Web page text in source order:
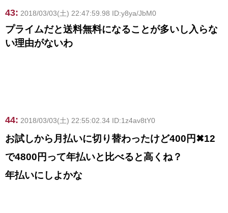
43: 2018/03/03(土) 22:47:59.98 ID:y8ya/JbM0
プライムだと送料無料になることが多いし入らな
い理由がないわ
44: 2018/03/03(土) 22:55:02.34 ID:1z4av8tY0
お試しから月払いに切り替わったけど400円✖12
で4800円って年払いと比べると高くね？
年払いにしよかな